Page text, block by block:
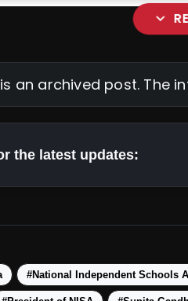
expand_more
an archived post. The
the latest updates:
#National Independent Schools